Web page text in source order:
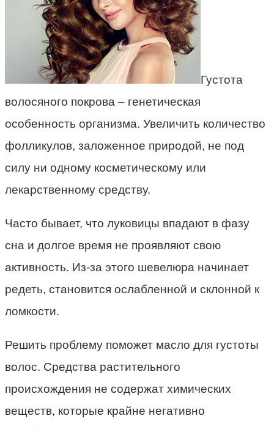
Густота
волосяного покрова – генетическая
особенность организма. Увеличить количество
фолликулов, заложенное природой, не под
силу ни одному косметическому или
лекарственному средству.
Часто бывает, что луковицы впадают в фазу
сна и долгое время не проявляют свою
активность. Из-за этого шевелюра начинает
редеть, становится ослабленной и склонной к
ломкости.
Решить проблему поможет масло для густоты
волос. Средства растительного
происхождения не содержат химических
веществ, которые крайне негативно